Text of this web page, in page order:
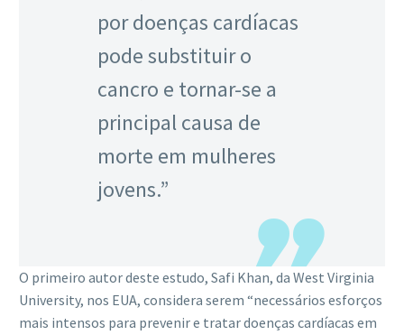
por doenças cardíacas
pode substituir o
cancro e tornar-se a
principal causa de
morte em mulheres
jovens.”
O primeiro autor deste estudo, Safi Khan, da West Virginia
University, nos EUA, considera serem “necessários esforços
mais intensos para prevenir e tratar doenças cardíacas em